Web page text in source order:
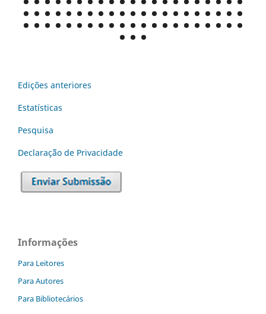
Edições anteriores
Estatísticas
Pesquisa
Declaraç˜ão de Privacidade
Informações
Para Leitores
Para Autores
Para Bibliotecários